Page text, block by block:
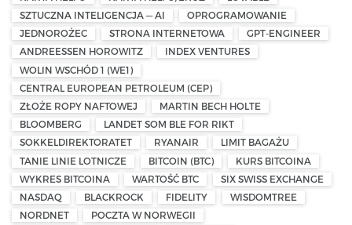
SZTUCZNA INTELIGENCJA — AI
OPROGRAMOWANIE
JEDNOROŻEC
STRONA INTERNETOWA
GPT-ENGINEER
ANDREESSEN HOROWITZ
INDEX VENTURES
WOLIN WSCHÓD 1 (WE1)
CENTRAL EUROPEAN PETROLEUM (CEP)
ZŁOŻE ROPY NAFTOWEJ
MARTIN BECH HOLTE
BLOOMBERG
LANDET SOM BLE FOR RIKT
SOKKELDIREKTORATET
RYANAIR
LIMIT BAGAŻU
TANIE LINIE LOTNICZE
BITCOIN (BTC)
KURS BITCOINA
WYKRES BITCOINA
WARTOŚĆ BTC
SIX SWISS EXCHANGE
NASDAQ
BLACKROCK FIDELITY
WISDOMTREE
NORDNET
POCZTA W NORWEGII